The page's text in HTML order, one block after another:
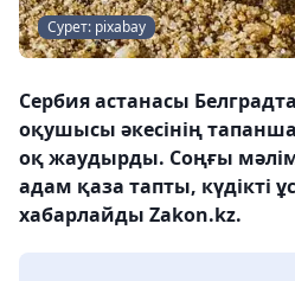
Сурет: pixabay
Сербия астанасы
оқушысы әкесінің
оқ жаудырды. Соңғы
адам қаза тапты, күдікті
хабарлайды Zakon.kz.